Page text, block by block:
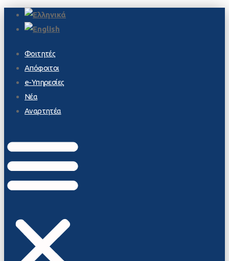
Φοιτητές
Απόφοιτοι
e-Υπηρεσίες
Νέα
Αναρτητέα